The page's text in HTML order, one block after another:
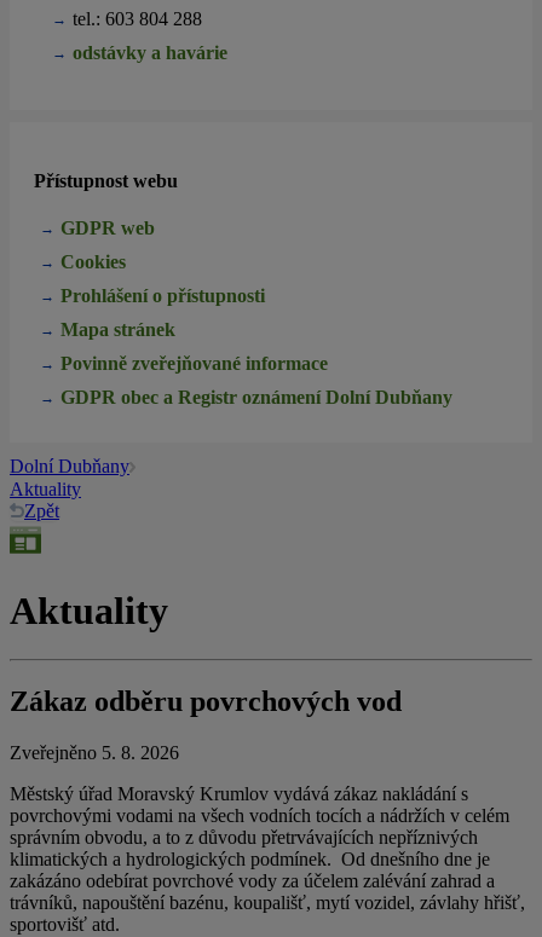
tel.: 603 804 288
odstávky a havárie
Přístupnost webu
GDPR web
Cookies
Prohlášení o přístupnosti
Mapa stránek
Povinně zveřejňované informace
GDPR obec a Registr oznámení Dolní Dubňany
Dolní Dubňany
Aktuality
Zpět
Aktuality
Zákaz odběru povrchových vod
Zveřejněno 5. 8. 2026
Městský úřad Moravský Krumlov vydává zákaz nakládání s
povrchovými vodami na všech vodních tocích a nádržích v celém
správním obvodu, a to z důvodu přetrvávajících nepříznivých
klimatických a hydrologických podmínek. Od dnešního dne je
zakázáno odebírat povrchové vody za účelem zalévání zahrad a
trávníků, napouštění bazénu, koupališť, mytí vozidel, závlahy hřišť,
sportovišť atd.